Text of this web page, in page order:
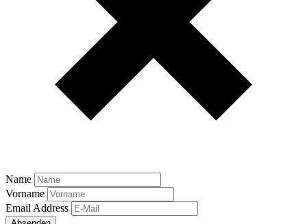
Name
Vorname
Email Address